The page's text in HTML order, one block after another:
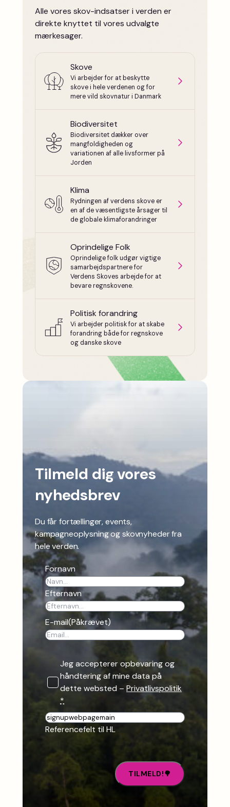
Alle vores skov-indsatser i verden er
direkte knyttet til vores udvalgte
mærkesager.
Skove
Vi arbejder for at beskytte
skove i hele verdenen og for
mere vild skovnatur i Danmark
Biodiversitet
Biodiversitet dækker over
mangfoldigheden og
variationen af alle livsformer på
Jorden
Klima
Rydningen af verdens skove er
en af de væsentligste årsager til
de globale klimaforandringer
Oprindelige Folk
Oprindelige folk udgør vigtige
samarbejdspartnere for
Verdens Skoves arbejde for at
bevare regnskovene.
Politisk forandring
Vi arbejder politisk for at skabe
forandring både for regnskove
og danske skove
Tilmeld dig vores
nyhedsbrev
Du får fortællinger, events,
kampagneoplysning og skovnyheder fra
hele verden.
Fornavn
Efternavn
E-mail(Påkrævet)
Jeg accepterer opbevaring og
håndtering af mine data på
dette websted – Privatlivspolitik
*
R
e
Referencefelt til HL